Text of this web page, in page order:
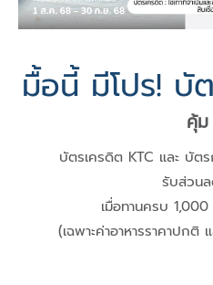
มื้อนี้ มีโปร! บั
คุ้ม
บัตรเครดิต KTC และ บัต
รับส่วน
เมื่อทานครบ
(เฉพาะค่าอาหารราคาปกติ